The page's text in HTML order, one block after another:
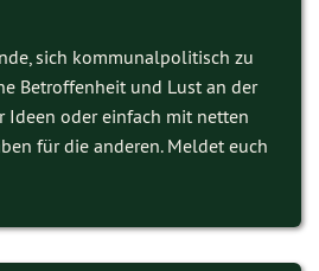
sich kommunalpolitisch zu
Betroffenheit und Lust an der
Ideen oder einfach mit netten
für die anderen. Meldet euch